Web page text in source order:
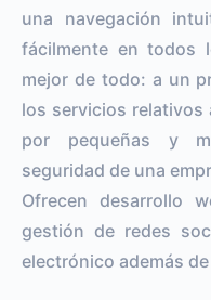
una navegación
fácilmente en todos
mejor de todo: a un
los servicios relativos
por pequeñas y
seguridad de una
Ofrecen desarrollo
gestión de redes
electrónico además